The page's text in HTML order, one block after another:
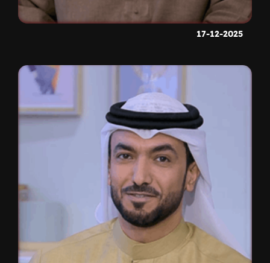
17-12-2025